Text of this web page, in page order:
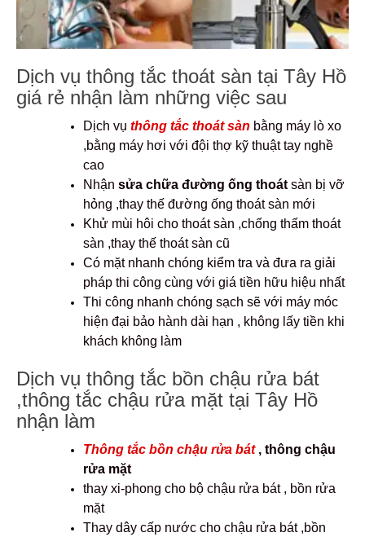
Dịch vụ thông tắc thoát sàn tại Tây Hồ
giá rẻ nhận làm những việc sau
Dịch vụ thông tắc thoát sàn bằng máy lò xo
,bằng máy hơi với đội thợ kỹ thuật tay nghề
cao
Nhận sửa chữa đường ống thoát sàn bị vỡ
hỏng ,thay thế đường ống thoát sàn mới
Khử mùi hôi cho thoát sàn ,chống thấm thoát
sàn ,thay thế thoát sàn cũ
Có mặt nhanh chóng kiểm tra và đưa ra giải
pháp thi công cùng với giá tiền hữu hiệu nhất
Thi công nhanh chóng sạch sẽ với máy móc
hiện đại bảo hành dài hạn , không lấy tiền khi
khách không làm
Dịch vụ thông tắc bồn chậu rửa bát
,thông tắc chậu rửa mặt tại Tây Hồ
nhận làm
Thông tắc bồn chậu rửa bát, thông chậu
rửa mặt
thay xi-phong cho bộ chậu rửa bát , bồn rửa
mặt
Thay dây cấp nước cho chậu rửa bát ,bồn